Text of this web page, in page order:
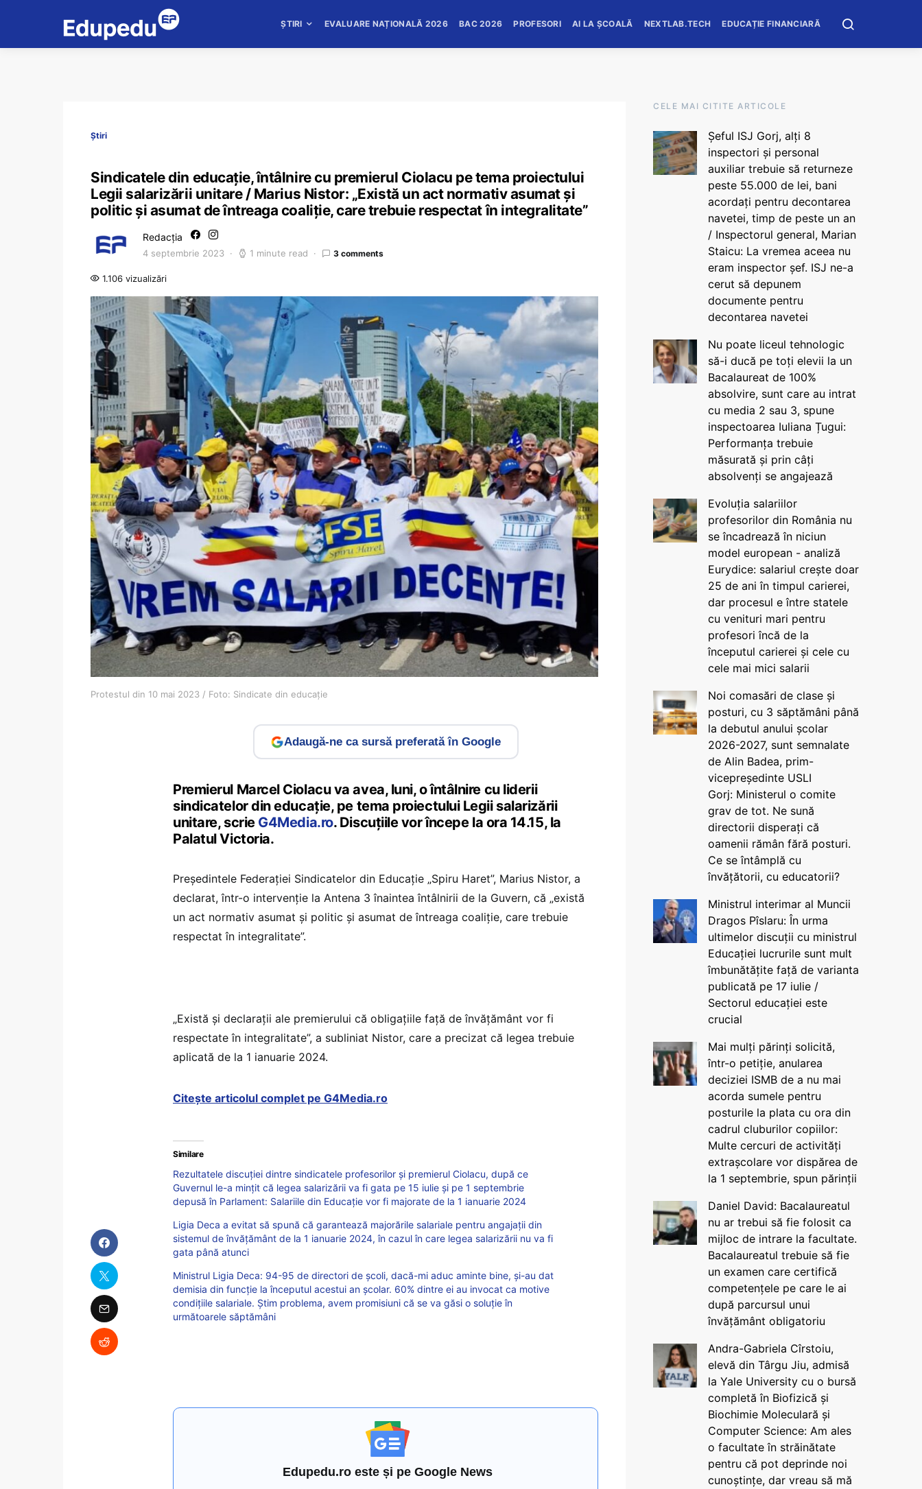
ȘTIRI EVALUARE NAȚIONALĂ 2026 BAC 2026 PROFESORI AI LA ȘCOALĂ NEXTLAB.TECH EDUCAȚIE FINANCIARĂ
Știri
Sindicatele din educație, întâlnire cu premierul Ciolacu pe tema proiectului
Legii salarizării unitare / Marius Nistor: „Există un act normativ asumat și
politic și asumat de întreaga coaliție, care trebuie respectat în integralitate”
Redacția
4 septembrie 2023 1 minute read 3 comments
1.106 vizualizări
Protestul din 10 mai 2023 / Foto: Sindicate din educație
Adaugă-ne ca sursă preferată în Google
Premierul Marcel Ciolacu va avea, luni, o întâlnire cu liderii
sindicatelor din educație, pe tema proiectului Legii salarizării
unitare, scrie G4Media.ro. Discuțiile vor începe la ora 14.15, la
Palatul Victoria.
Preşedintele Federaţiei Sindicatelor din Educaţie „Spiru Haret”, Marius Nistor, a
declarat, într-o intervenție la Antena 3 înaintea întâlnirii de la Guvern, că „există
un act normativ asumat și politic și asumat de întreaga coaliție, care trebuie
respectat în integralitate”.
„Există și declarații ale premierului că obligațiile față de învățământ vor fi
respectate în integralitate”, a subliniat Nistor, care a precizat că legea trebuie
aplicată de la 1 ianuarie 2024.
Citește articolul complet pe G4Media.ro
Similare
Rezultatele discuției dintre sindicatele profesorilor și premierul Ciolacu, după ce
Guvernul le-a mințit că legea salarizării va fi gata pe 15 iulie și pe 1 septembrie
depusă în Parlament: Salariile din Educație vor fi majorate de la 1 ianuarie 2024
Ligia Deca a evitat să spună că garantează majorările salariale pentru angajații din
sistemul de învățământ de la 1 ianuarie 2024, în cazul în care legea salarizării nu va fi
gata până atunci
Ministrul Ligia Deca: 94-95 de directori de școli, dacă-mi aduc aminte bine, și-au dat
demisia din funcție la începutul acestui an școlar. 60% dintre ei au invocat ca motive
condițiile salariale. Știm problema, avem promisiuni că se va găsi o soluție în
următoarele săptămâni
Edupedu.ro este și pe Google News
CELE MAI CITITE ARTICOLE
Șeful ISJ Gorj, alți 8
inspectori și personal
auxiliar trebuie să returneze
peste 55.000 de lei, bani
acordați pentru decontarea
navetei, timp de peste un an
/ Inspectorul general, Marian
Staicu: La vremea aceea nu
eram inspector șef. ISJ ne-a
cerut să depunem
documente pentru
decontarea navetei
Nu poate liceul tehnologic
să-i ducă pe toți elevii la un
Bacalaureat de 100%
absolvire, sunt care au intrat
cu media 2 sau 3, spune
inspectoarea Iuliana Țugui:
Performanța trebuie
măsurată și prin câți
absolvenți se angajează
Evoluția salariilor
profesorilor din România nu
se încadrează în niciun
model european - analiză
Eurydice: salariul crește doar
25 de ani în timpul carierei,
dar procesul e între statele
cu venituri mari pentru
profesori încă de la
începutul carierei și cele cu
cele mai mici salarii
Noi comasări de clase și
posturi, cu 3 săptămâni până
la debutul anului școlar
2026-2027, sunt semnalate
de Alin Badea, prim-
vicepreședinte USLI
Gorj: Ministerul o comite
grav de tot. Ne sună
directorii disperați că
oamenii rămân fără posturi.
Ce se întâmplă cu
învățătorii, cu educatorii?
Ministrul interimar al Muncii
Dragos Pîslaru: În urma
ultimelor discuții cu ministrul
Educației lucrurile sunt mult
îmbunătățite față de varianta
publicată pe 17 iulie /
Sectorul educației este
crucial
Mai mulți părinți solicită,
într-o petiție, anularea
deciziei ISMB de a nu mai
acorda sumele pentru
posturile la plata cu ora din
cadrul cluburilor copiilor:
Multe cercuri de activități
extrașcolare vor dispărea de
la 1 septembrie, spun părinții
Daniel David: Bacalaureatul
nu ar trebui să fie folosit ca
mijloc de intrare la facultate.
Bacalaureatul trebuie să fie
un examen care certifică
competențele pe care le ai
după parcursul unui
învățământ obligatoriu
Andra-Gabriela Cîrstoiu,
elevă din Târgu Jiu, admisă
la Yale University cu o bursă
completă în Biofizică și
Biochimie Moleculară și
Computer Science: Am ales
o facultate în străinătate
pentru că pot deprinde noi
cunoștințe, dar vreau să mă